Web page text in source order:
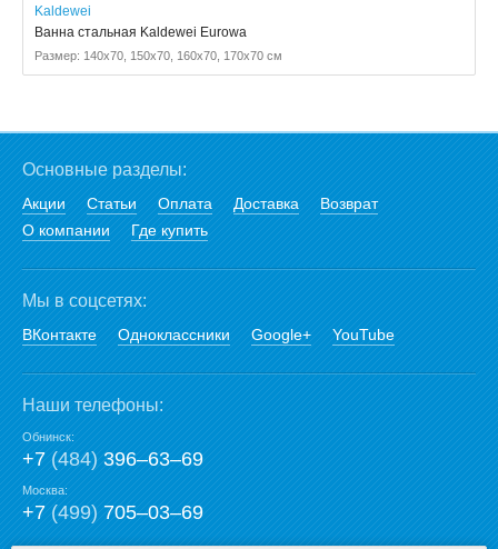
Kaldewei
Ванна стальная Kaldewei Eurowa
Размер: 140x70, 150x70, 160x70, 170x70 см
Основные разделы:
Акции Статьи Оплата Доставка
Возврат
О компании
Где купить
Мы в соцсетях:
ВКонтакте Одноклассники Google+ YouTube
Наши телефоны:
Обнинск:
+7(484)396‒63‒69
Москва:
+7(499)705‒03‒69